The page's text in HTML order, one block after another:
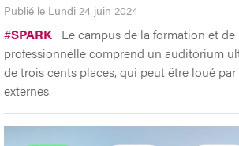
Publié le Lundi 24 juin 2024
#SPARK Le campus de la formation et de
professionnelle comprend un auditorium
de trois cents places, qui peut être loué
externes.